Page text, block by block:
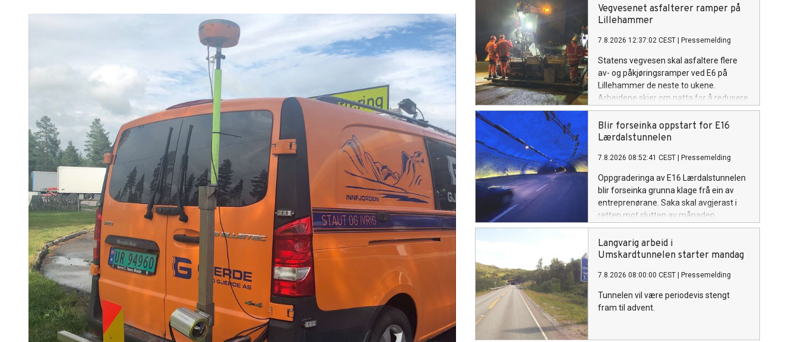
Vegvesenet asfalterer ramper på
Lillehammer
7.8.2026 12:37:02 CEST Pressemelding
Statens vegvesen skal asfaltere flere
av- og påkjøringsramper ved E6 på
Lillehammer de neste to ukene.
Arbeidene skjer om natta for å redusere
ulempene for trafikantene.
Blir forseinka oppstart for E16
Lærdalstunnelen
7.8.2026 08:52:41 CEST Pressemelding
Oppgraderinga av E16 Lærdalstunnelen
blir forseinka grunna klage frå ein av
entreprenørane. Saka skal avgjerast i
retten mot slutten av månaden.
Langvarig arbeid i
Umskardtunnelen starter mandag
7.8.2026 08:00:00 CEST Pressemelding
Tunnelen vil være periodevis stengt
fram til advent.